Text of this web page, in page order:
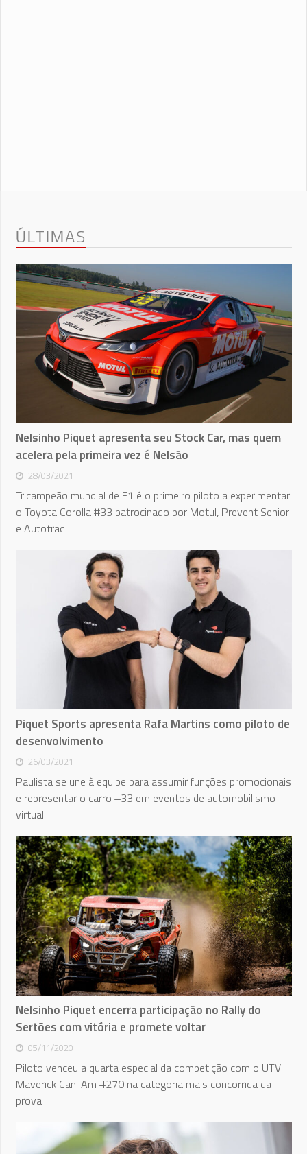
ÚLTIMAS
Nelsinho Piquet apresenta seu Stock Car, mas quem
acelera pela primeira vez é Nelsão
28/03/2021
Tricampeão mundial de F1 é o primeiro piloto a experimentar
o Toyota Corolla #33 patrocinado por Motul, Prevent Senior
e Autotrac
Piquet Sports apresenta Rafa Martins como piloto de
desenvolvimento
26/03/2021
Paulista se une à equipe para assumir funções promocionais
e representar o carro #33 em eventos de automobilismo
virtual
Nelsinho Piquet encerra participação no Rally do
Sertões com vitória e promete voltar
05/11/2020
Piloto venceu a quarta especial da competição com o UTV
Maverick Can-Am #270 na categoria mais concorrida da
prova